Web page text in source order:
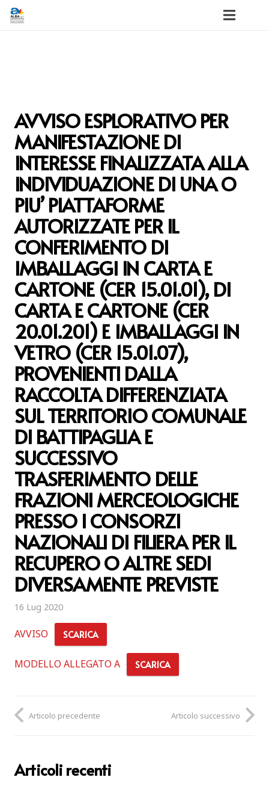
AVVISO ESPLORATIVO PER
MANIFESTAZIONE DI
INTERESSE FINALIZZATA ALLA
INDIVIDUAZIONE DI UNA O
PIU’ PIATTAFORME
AUTORIZZATE PER IL
CONFERIMENTO DI
IMBALLAGGI IN CARTA E
CARTONE (CER 15.01.01), DI
CARTA E CARTONE (CER
20.01.201) E IMBALLAGGI IN
VETRO (CER 15.01.07),
PROVENIENTI DALLA
RACCOLTA DIFFERENZIATA
SUL TERRITORIO COMUNALE
DI BATTIPAGLIA E
SUCCESSIVO
TRASFERIMENTO DELLE
FRAZIONI MERCEOLOGICHE
PRESSO I CONSORZI
NAZIONALI DI FILIERA PER IL
RECUPERO O ALTRE SEDI
DIVERSAMENTE PREVISTE
16 Lug 2020
AVVISO SCARICA
MODELLO ALLEGATO A SCARICA
Articolo precedente Articolo successivo
Articoli recenti